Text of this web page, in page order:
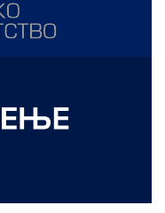
она записала
протокол по